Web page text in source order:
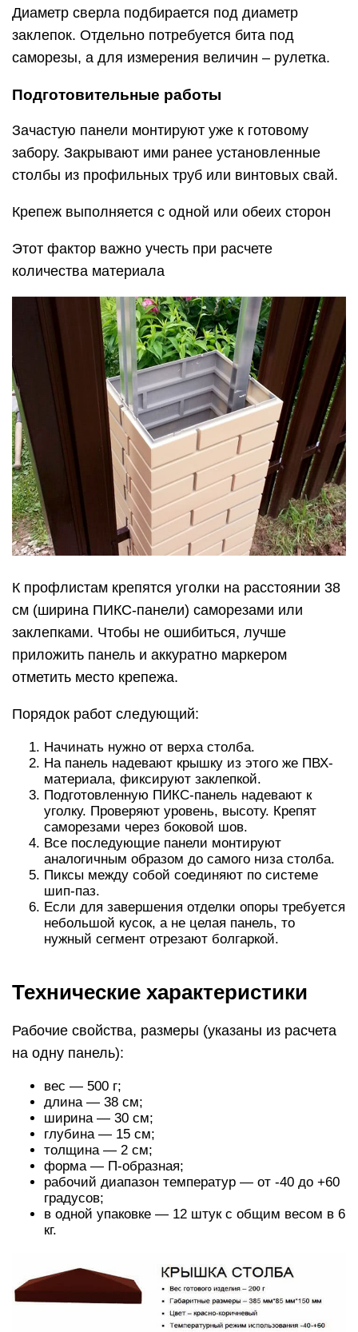
Диаметр сверла подбирается под диаметр
заклепок. Отдельно потребуется бита под
саморезы, а для измерения величин ‒ рулетка.
Подготовительные работы
Зачастую панели монтируют уже к готовому
забору. Закрывают ими ранее установленные
столбы из профильных труб или винтовых свай.
Крепеж выполняется с одной или обеих сторон
Этот фактор важно учесть при расчете
количества материала
К профлистам крепятся уголки на расстоянии 38
см (ширина ПИКС-панели) саморезами или
заклепками. Чтобы не ошибиться, лучше
приложить панель и аккуратно маркером
отметить место крепежа.
Порядок работ следующий:
Начинать нужно от верха столба.
На панель надевают крышку из этого же ПВХ-
материала, фиксируют заклепкой.
Подготовленную ПИКС-панель надевают к
уголку. Проверяют уровень, высоту. Крепят
саморезами через боковой шов.
Все последующие панели монтируют
аналогичным образом до самого низа столба.
Пиксы между собой соединяют по системе
шип-паз.
Если для завершения отделки опоры требуется
небольшой кусок, а не целая панель, то
нужный сегмент отрезают болгаркой.
Технические характеристики
Рабочие свойства, размеры (указаны из расчета
на одну панель):
вес — 500 г;
длина — 38 см;
ширина — 30 см;
глубина — 15 см;
толщина — 2 см;
форма — П-образная;
рабочий диапазон температур — от -40 до +60
градусов;
в одной упаковке — 12 штук с общим весом в 6
кг.